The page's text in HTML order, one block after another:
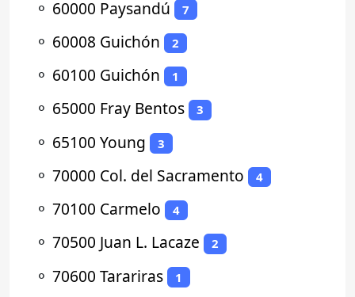
⚬ 60000 Paysandú 7
⚬ 60008 Guichón 2
⚬ 60100 Guichón 1
⚬ 65000 Fray Bentos 3
⚬ 65100 Young 3
⚬ 70000 Col. del Sacramento 4
⚬ 70100 Carmelo 4
⚬ 70500 Juan L. Lacaze 2
⚬ 70600 Tarariras 1